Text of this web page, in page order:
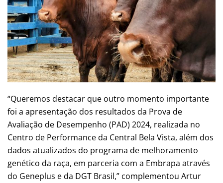
“Queremos destacar que outro momento importante
foi a apresentação dos resultados da Prova de
Avaliação de Desempenho (PAD) 2024, realizada no
Centro de Performance da Central Bela Vista, além dos
dados atualizados do programa de melhoramento
genético da raça, em parceria com a Embrapa através
do Geneplus e da DGT Brasil,” complementou Artur